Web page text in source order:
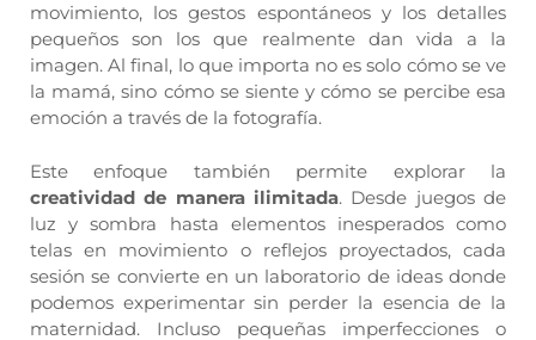
movimiento, los gestos espontáneos y los detalles
pequeños son los que realmente dan vida a la
imagen. Al final, lo que importa no es solo cómo se ve
la mamá, sino cómo se siente y cómo se percibe esa
emoción a través de la fotografía.
Este enfoque también permite explorar la
creatividad de manera ilimitada. Desde juegos de
luz y sombra hasta elementos inesperados como
telas en movimiento o reflejos proyectados, cada
sesión se convierte en un laboratorio de ideas donde
podemos experimentar sin perder la esencia de la
maternidad. Incluso pequeñas imperfecciones o